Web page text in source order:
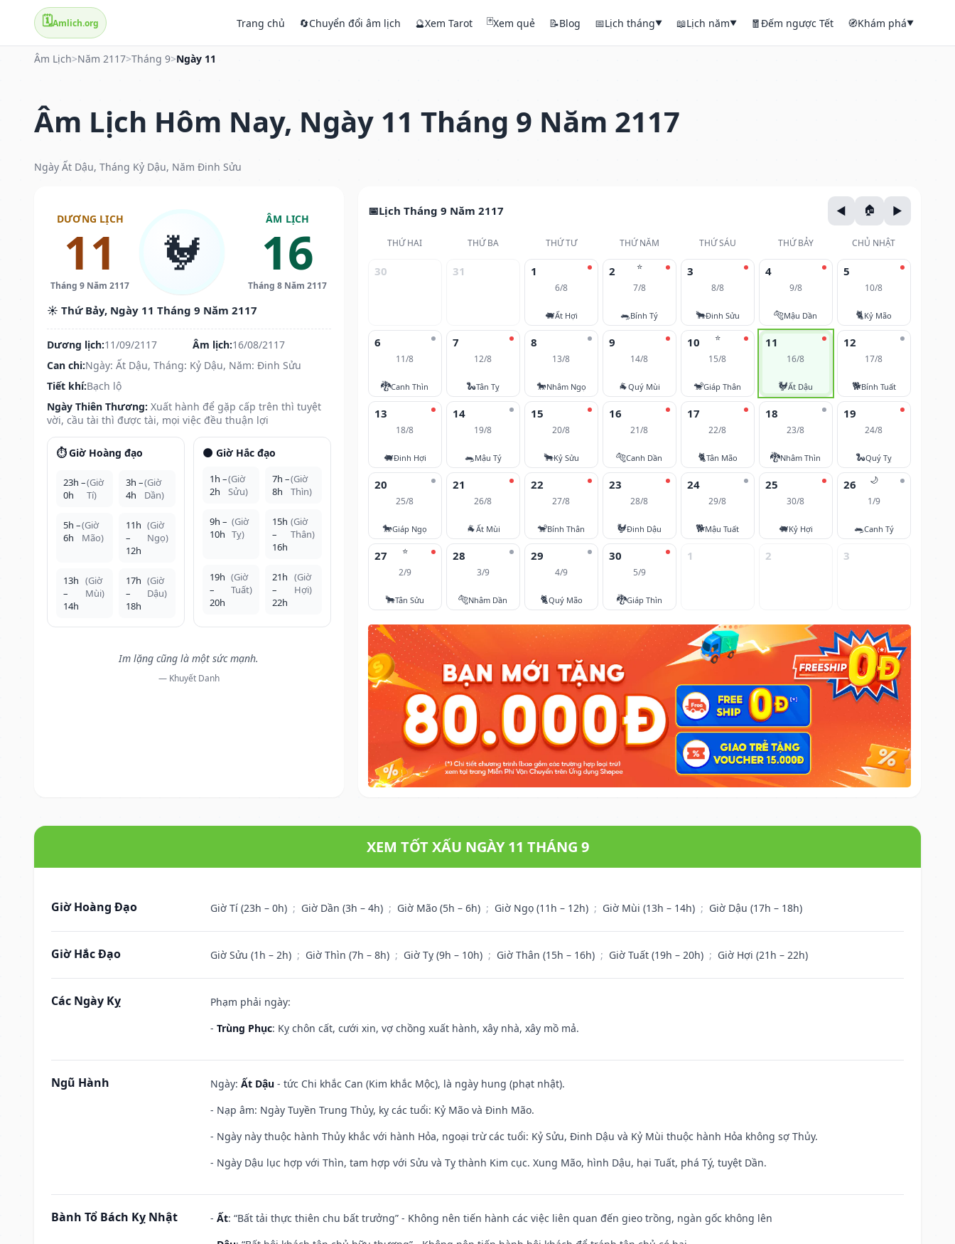
🗓️Amlich.org Trang chủ 🔄Chuyển đổi âm lịch 🔮Xem Tarot 🃏Xem quẻ 📝Blog 📅Lịch tháng▼ 📖Lịch năm▼ 🧧Đếm ngược Tết 🧭Khám phá▼
Âm Lịch>Năm 2117>Tháng 9>Ngày 11
Âm Lịch Hôm Nay, Ngày 11 Tháng 9 Năm 2117
Ngày Ất Dậu, Tháng Kỷ Dậu, Năm Đinh Sửu
DƯƠNG LỊCH
11
Tháng 9 Năm 2117
🐓
ÂM LỊCH
16
Tháng 8 Năm 2117
☀️ Thứ Bảy, Ngày 11 Tháng 9 Năm 2117
Dương lịch:11/09/2117 Âm lịch:16/08/2117
Can chi:Ngày: Ất Dậu, Tháng: Kỷ Dậu, Năm: Đinh Sửu
Tiết khí:Bạch lộ
Ngày Thiên Thương: Xuất hành để gặp cấp trên thì tuyệt
vời, cầu tài thì được tài, mọi việc đều thuận lợi
⏱️ Giờ Hoàng đạo
23h –
0h
(Giờ
Tí)
3h –
4h
(Giờ
Dần)
5h –
6h
(Giờ
Mão)
11h
–
12h
(Giờ
Ngọ)
13h
–
14h
(Giờ
Mùi)
17h
–
18h
(Giờ
Dậu)
🌑 Giờ Hắc đạo
1h –
2h
(Giờ
Sửu)
7h –
8h
(Giờ
Thìn)
9h –
10h
(Giờ
Tỵ)
15h
–
16h
(Giờ
Thân)
19h
–
20h
(Giờ
Tuất)
21h
–
22h
(Giờ
Hợi)
Im lặng cũng là một sức mạnh.
— Khuyết Danh
Lịch Tháng 9 Năm 2117
THỨ HAI THỨ BA THỨ TƯ THỨ NĂM THỨ SÁU THỨ BẢY CHỦ NHẬT
30 31 1
6/8
🐖Ất Hợi
⭐
2
7/8
🐀Bính Tý
3
8/8
🐂Đinh Sửu
4
9/8
🐅Mậu Dần
5
10/8
🐈Kỷ Mão
6
11/8
🐉Canh Thìn
7
12/8
🐍Tân Tỵ
8
13/8
🐎Nhâm Ngọ
9
14/8
🐐Quý Mùi
⭐
10
15/8
🐒Giáp Thân
11
16/8
🐓Ất Dậu
12
17/8
🐕Bính Tuất
13
18/8
🐖Đinh Hợi
14
19/8
🐀Mậu Tý
15
20/8
🐂Kỷ Sửu
16
21/8
🐅Canh Dần
17
22/8
🐈Tân Mão
18
23/8
🐉Nhâm Thìn
19
24/8
🐍Quý Tỵ
20
25/8
🐎Giáp Ngọ
21
26/8
🐐Ất Mùi
22
27/8
🐒Bính Thân
23
28/8
🐓Đinh Dậu
24
29/8
🐕Mậu Tuất
25
30/8
🐖Kỷ Hợi
🌙
26
1/9
🐀Canh Tý
⭐
27
2/9
🐂Tân Sửu
28
3/9
🐅Nhâm Dần
29
4/9
🐈Quý Mão
30
5/9
🐉Giáp Thìn
1 2 3
XEM TỐT XẤU NGÀY 11 THÁNG 9
Giờ Hoàng Đạo Giờ Tí (23h – 0h) ; Giờ Dần (3h – 4h) ; Giờ Mão (5h – 6h) ; Giờ Ngọ (11h – 12h) ; Giờ Mùi (13h – 14h) ; Giờ Dậu (17h – 18h)
Giờ Hắc Đạo Giờ Sửu (1h – 2h) ; Giờ Thìn (7h – 8h) ; Giờ Tỵ (9h – 10h) ; Giờ Thân (15h – 16h) ; Giờ Tuất (19h – 20h) ; Giờ Hợi (21h – 22h)
Các Ngày Kỵ
Phạm phải ngày:
- Trùng Phục: Kỵ chôn cất, cưới xin, vợ chồng xuất hành, xây nhà, xây mồ mả.
Ngũ Hành Ngày: Ất Dậu - tức Chi khắc Can (Kim khắc Mộc), là ngày hung (phạt nhật).
- Nạp âm: Ngày Tuyền Trung Thủy, kỵ các tuổi: Kỷ Mão và Đinh Mão.
- Ngày này thuộc hành Thủy khắc với hành Hỏa, ngoại trừ các tuổi: Kỷ Sửu, Đinh Dậu và Kỷ Mùi thuộc hành Hỏa không sợ Thủy.
- Ngày Dậu lục hợp với Thìn, tam hợp với Sửu và Tỵ thành Kim cục. Xung Mão, hình Dậu, hại Tuất, phá Tý, tuyệt Dần.
Bành Tổ Bách Kỵ Nhật - Ất: “Bất tải thực thiên chu bất trưởng” - Không nên tiến hành các việc liên quan đến gieo trồng, ngàn gốc không lên